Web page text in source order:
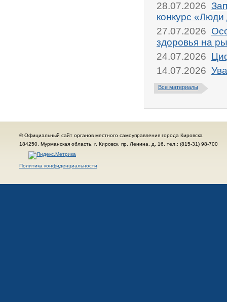
28.07.2026
конкурс
27.07.2026
здоровья на
24.07.2026
14.07.2026
Все материалы
© Официальный сайт органов местного самоуправления города Кировска
184250, Мурманская область, г. Кировск, пр. Ленина, д. 16, тел.: (815-31) 98-700
Политика конфиденциальности